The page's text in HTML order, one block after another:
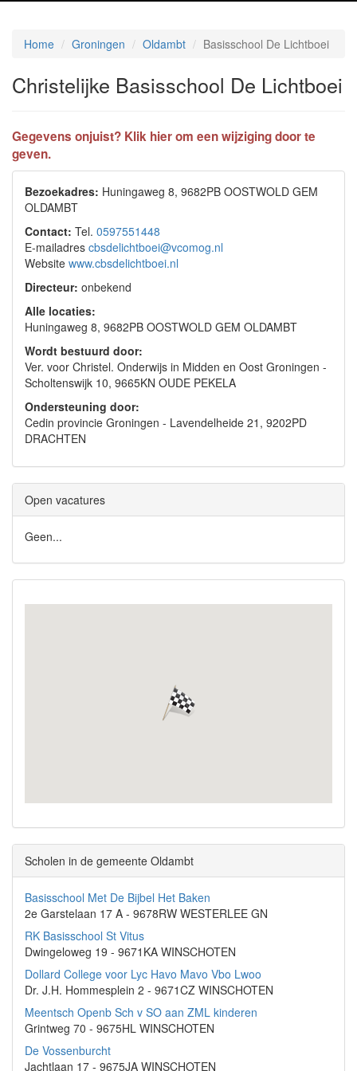
Home Groningen Oldambt Basisschool De Lichtboei
Christelijke Basisschool De Lichtboei
Gegevens onjuist? Klik hier om een wijziging door te
geven.
Bezoekadres: Huningaweg 8, 9682PB OOSTWOLD GEM
OLDAMBT
Contact: Tel. 0597551448
E-mailadres cbsdelichtboei@vcomog.nl
Website www.cbsdelichtboei.nl
Directeur: onbekend
Alle locaties:
Huningaweg 8, 9682PB OOSTWOLD GEM OLDAMBT
Wordt bestuurd door:
Ver. voor Christel. Onderwijs in Midden en Oost Groningen -
Scholtenswijk 10, 9665KN OUDE PEKELA
Ondersteuning door:
Cedin provincie Groningen - Lavendelheide 21, 9202PD
DRACHTEN
Open vacatures
Geen...
Scholen in de gemeente Oldambt
Basisschool Met De Bijbel Het Baken
2e Garstelaan 17 A - 9678RW WESTERLEE GN
RK Basisschool St Vitus
Dwingeloweg 19 - 9671KA WINSCHOTEN
Dollard College voor Lyc Havo Mavo Vbo Lwoo
Dr. J.H. Hommesplein 2 - 9671CZ WINSCHOTEN
Meentsch Openb Sch v SO aan ZML kinderen
Grintweg 70 - 9675HL WINSCHOTEN
De Vossenburcht
Jachtlaan 17 - 9675JA WINSCHOTEN